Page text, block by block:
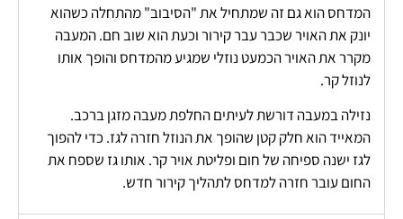
המדחס הוא גם זה שמתחיל את "הסיבוב" מהתחלה כשהוא
יונק את האויר שכבר עבר קירור וכעת הוא שוב חם. המעבה
מקרר את האויר הכמעט נוזלי שמגיע מהמדחס והופך אותו
לנוזל קר.
נזילה במעבה דורשת לעיתים החלפת מעבה מזגן ברכב.
המאייד הוא חלק קטן שהופך את הנוזל חזרה לגז. כדי להפוך
לגז ישנה ספיחה של חום ופליטת אויר קר. אותו גז שספח את
החום עובר חזרה למדחס לתהליך קירור חדש.